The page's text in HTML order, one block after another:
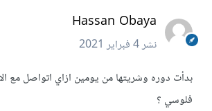
Hassan Obaya
نشر4 فبراير 2021
بدأت دوره وشريتها من يومين ازاي اتواصل مع
فلوسي ؟